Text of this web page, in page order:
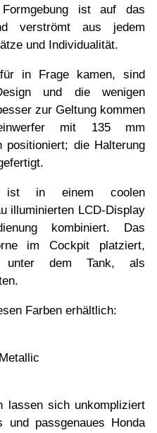
ist auf das
verströmt aus jedem
und Individualität.
in Frage kamen, sind
und die wenigen
zur Geltung kommen
mit 135 mm
positioniert; die Halterung
ist in einem coolen
illuminierten LCD-Display
kombiniert. Das
im Cockpit platziert,
unter dem Tank, als
Farben erhältlich:
lassen sich unkompliziert
und passgenaues Honda